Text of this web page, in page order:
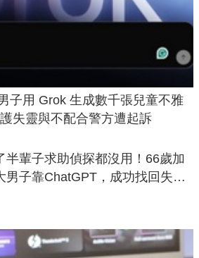
子用 Grok 生成數千張兒童不雅
失靈與不配合警方遭起訴
半輩子求助偵探都沒用！66歲加
男子靠ChatGPT，成功找回失散